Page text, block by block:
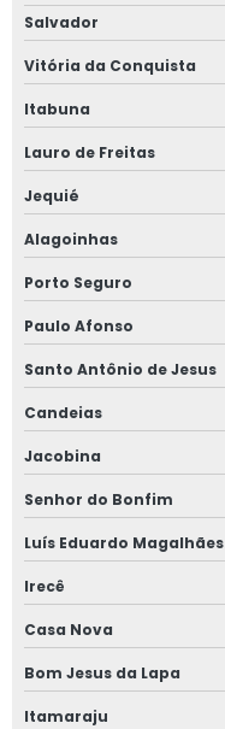
Salvador
Vitória da Conquista
Itabuna
Lauro de Freitas
Jequié
Alagoinhas
Porto Seguro
Paulo Afonso
Santo Antônio de Jesus
Candeias
Jacobina
Senhor do Bonfim
Luís Eduardo Magalhães
Irecê
Casa Nova
Bom Jesus da Lapa
Itamaraju